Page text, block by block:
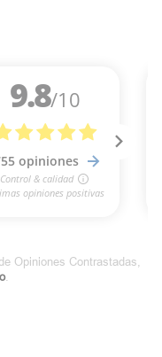
Opiniones Contrastadas,
.